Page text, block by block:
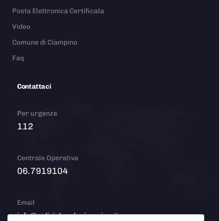
Posta Elettronica Certificata
Video
Comune di Ciampino
Faq
Contattaci
Per urgenze
112
Centrale Operativa
06.7919104
Email
info@polizialocaleciampino.it